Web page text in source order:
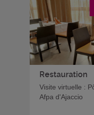
Restauration
Visite virtuelle :
Afpa d'Ajaccio